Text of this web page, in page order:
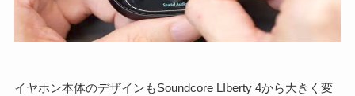
イヤホン本体のデザインもSoundcore LIberty 4から大きく変